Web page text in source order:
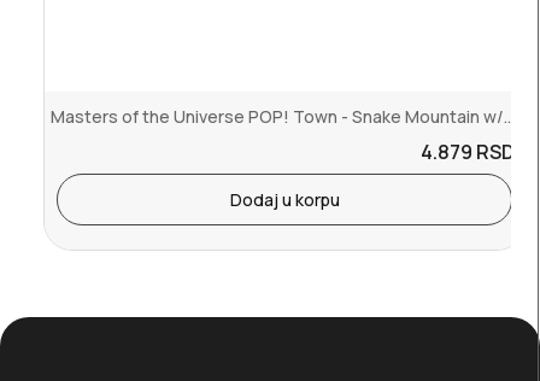
Masters of the Universe POP! Town - Snake Mountain w/Skeletor
4.879 RSD.
Dodaj u korpu